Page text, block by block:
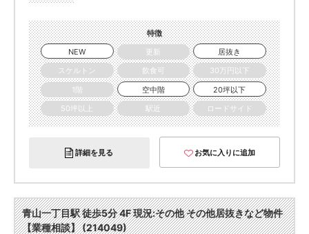
特徴
NEW
更新
居抜き
スケルトン
飲食可
30万円以下
1階
空中階
20坪以下
50坪以上
駅近 ロードサイド
詳細を見る お気に入りに追加
青山一丁目駅 徒歩5分 4F 現況:その他 その他居抜きなど物件
【業種相談】 (214049)